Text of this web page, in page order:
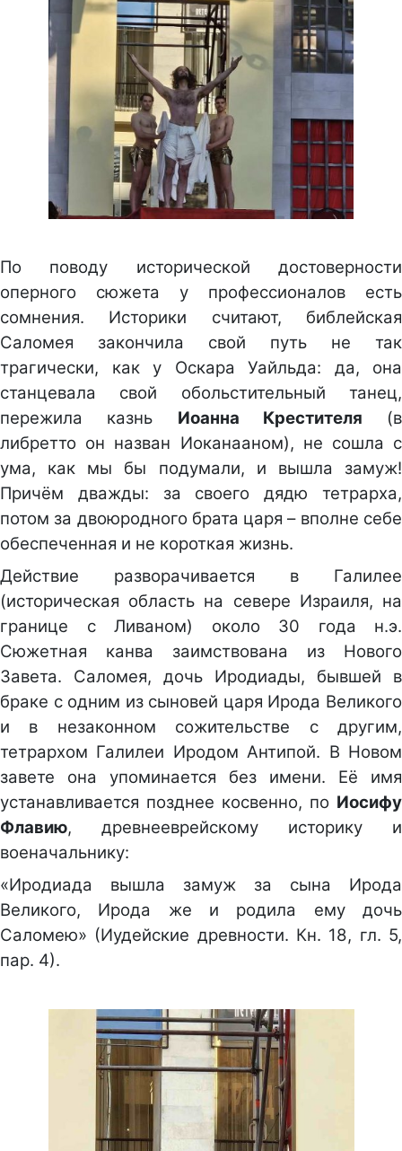
По поводу исторической достоверности
оперного сюжета у профессионалов есть
сомнения. Историки считают, библейская
Саломея закончила свой путь не так
трагически, как у Оскара Уайльда: да, она
станцевала свой обольстительный танец,
пережила казнь Иоанна Крестителя (в
либретто он назван Иоканааном), не сошла с
ума, как мы бы подумали, и вышла замуж!
Причём дважды: за своего дядю тетрарха,
потом за двоюродного брата царя – вполне себе
обеспеченная и не короткая жизнь.
Действие разворачивается в Галилее
(историческая область на севере Израиля, на
границе с Ливаном) около 30 года н.э.
Сюжетная канва заимствована из Нового
Завета. Саломея, дочь Иродиады, бывшей в
браке с одним из сыновей царя Ирода Великого
и в незаконном сожительстве с другим,
тетрархом Галилеи Иродом Антипой. В Новом
завете она упоминается без имени. Её имя
устанавливается позднее косвенно, по Иосифу
Флавию, древнееврейскому историку и
военачальнику:
«Иродиада вышла замуж за сына Ирода
Великого, Ирода же и родила ему дочь
Саломею» (Иудейские древности. Кн. 18, гл. 5,
пар. 4).